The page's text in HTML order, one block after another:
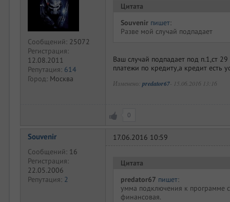
Сообщений: 25072
Регистрация:
12.08.2011
Репутация: 614
Город: Москва
Цитата
Souvenir пишет:
Разве мой случай подпадает
Ваш случай подпадает под п.1,ст
платежи по кредиту,а кредит есть
Изменено: predator67- 15.06.2016 13:16
0
Souvenir
Сообщений: 16
Регистрация:
22.05.2006
Репутация: 2
17.06.2016 10:59
Цитата
predator67 пишет:
умма подключения к программе
финансовая.